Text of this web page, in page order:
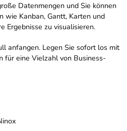
Datenmengen und Sie können
wie Kanban, Gantt, Karten und
Ergebnisse zu visualisieren.
anfangen. Legen Sie sofort los mit
für eine Vielzahl von Business-